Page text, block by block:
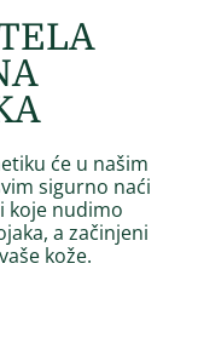
će u našim
sigurno naći
koje nudimo
a začinjeni
kože.